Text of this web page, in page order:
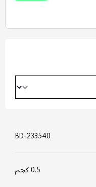
BD-233540
0.5 كجم